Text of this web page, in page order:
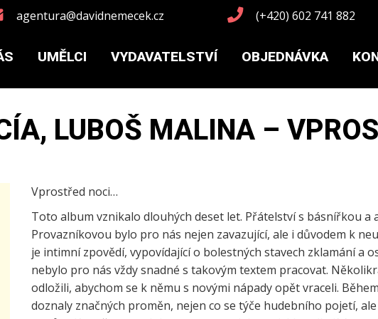
agentura@davidnemecek.cz (+420) 602 741 882
UMĚLCI VYDAVATELSTVÍ OBJEDNÁVKA
LUBOŠ MALINA –
Vprostřed noci…
Toto album vznikalo dlouhých deset let. Přátelství s básnířkou
Provazníkovou bylo pro nás nejen zavazující, ale i důvodem k
je intimní zpovědí, vypovídající o bolestných stavech zklamání a
nebylo pro nás vždy snadné s takovým textem pracovat.
odložili, abychom se k němu s novými nápady opět vraceli.
doznaly značných proměn, nejen co se týče hudebního pojetí,